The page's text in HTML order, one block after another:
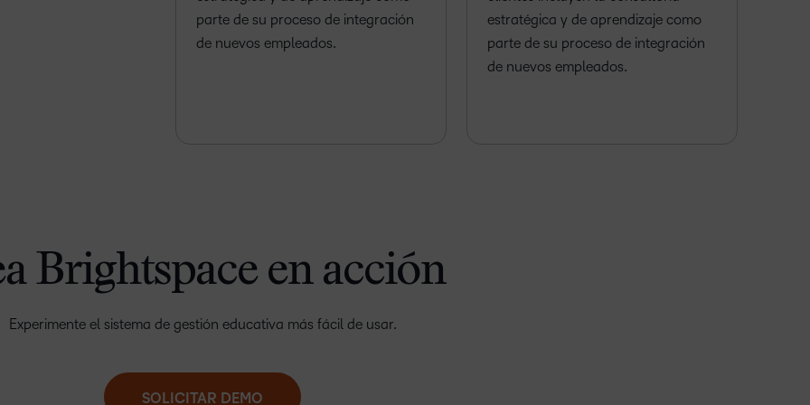
parte de su proceso de integración
de nuevos empleados.
estratégica y de aprendizaje como
parte de su proceso de integración
de nuevos empleados.
Brightspace en acción
Experimente el sistema de gestión educativa más fácil de usar.
SOLICITAR DEMO